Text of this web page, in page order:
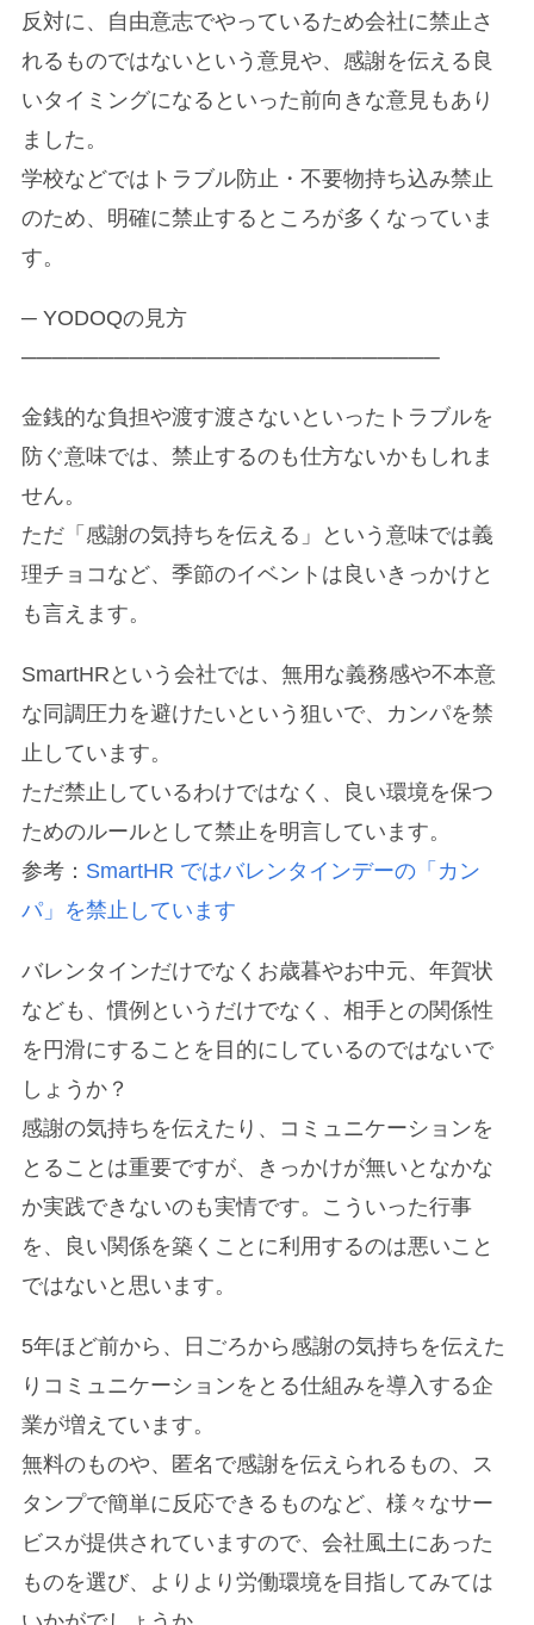
反対に、自由意志でやっているため会社に禁止さ
れるものではないという意見や、感謝を伝える良
いタイミングになるといった前向きな意見もあり
ました。
学校などではトラブル防止・不要物持ち込み禁止
のため、明確に禁止するところが多くなっていま
す。
─ YODOQの見方
───────────────────────────
金銭的な負担や渡す渡さないといったトラブルを
防ぐ意味では、禁止するのも仕方ないかもしれま
せん。
ただ「感謝の気持ちを伝える」という意味では義
理チョコなど、季節のイベントは良いきっかけと
も言えます。
SmartHRという会社では、無用な義務感や不本意
な同調圧力を避けたいという狙いで、カンパを禁
止しています。
ただ禁止しているわけではなく、良い環境を保つ
ためのルールとして禁止を明言しています。
参考： SmartHR ではバレンタインデーの「カン
パ」を禁止しています
バレンタインだけでなくお歳暮やお中元、年賀状
なども、慣例というだけでなく、相手との関係性
を円滑にすることを目的にしているのではないで
しょうか？
感謝の気持ちを伝えたり、コミュニケーションを
とることは重要ですが、きっかけが無いとなかな
か実践できないのも実情です。こういった行事
を、良い関係を築くことに利用するのは悪いこと
ではないと思います。
5年ほど前から、日ごろから感謝の気持ちを伝えた
りコミュニケーションをとる仕組みを導入する企
業が増えています。
無料のものや、匿名で感謝を伝えられるもの、ス
タンプで簡単に反応できるものなど、様々なサー
ビスが提供されていますので、会社風土にあった
ものを選び、よりより労働環境を目指してみては